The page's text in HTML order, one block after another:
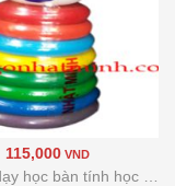
115,000 VND